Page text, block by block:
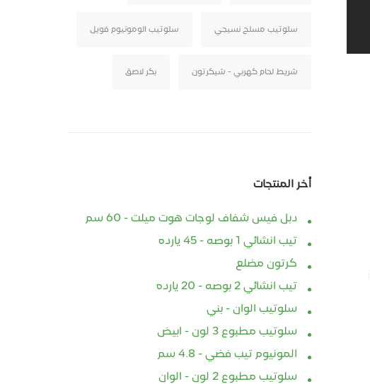
سلوتيب مسلح نسيجي سلوتيب الومونيوم فويل
شريط لحام كهربي - شيكرتون بكر لاصق
أخر المنتجات
دبل فيس شفاف لوجات هوت ميلت - 60 سم
تيب انشائي 1 بوصه - 45 يارده
كرتون مضلع
تيب انشائي 2 بوصه - 20 يارده
سلوتيب الوان - بني
سلوتيب مطبوع 3 لون - ابيض
المونيوم تيب فضي - 4.8 سم
سلوتيب مطبوع 2 لون - الوان